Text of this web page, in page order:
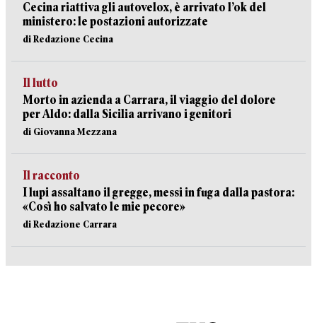
Cecina riattiva gli autovelox, è arrivato l’ok del
ministero: le postazioni autorizzate
di Redazione Cecina
Il lutto
Morto in azienda a Carrara, il viaggio del dolore
per Aldo: dalla Sicilia arrivano i genitori
di Giovanna Mezzana
Il racconto
I lupi assaltano il gregge, messi in fuga dalla pastora:
«Così ho salvato le mie pecore»
di Redazione Carrara